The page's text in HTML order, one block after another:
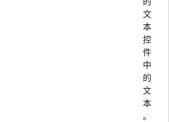
文
本
控
件
中
的
文
本
。